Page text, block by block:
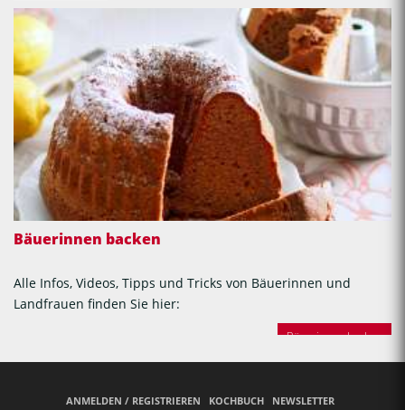
Bäuerinnen backen
Alle Infos, Videos, Tipps und Tricks von Bäuerinnen und
Landfrauen finden Sie hier:
Bäuerinnen backen
ANMELDEN / REGISTRIEREN KOCHBUCH NEWSLETTER